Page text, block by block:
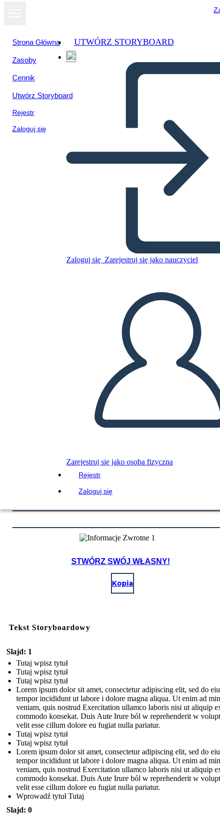
Strona Główna
Zasoby
Cennik
Utwórz Storyboard
Rejestr
Zaloguj się
UTWÓRZ STORYBOARD
Zaloguj się Zarejestruj się jako nauczyciel
Zarejestruj się jako osoba fizyczna
Rejestr
Zaloguj się
Skopiuj tę scenorys
STWÓRZ SCENORYS
PRZECZYTAJ MI
STWÓRZ SWÓJ WŁASNY!
Kopia
Tekst Storyboardowy
Slajd: 1
Tutaj wpisz tytuł
Tutaj wpisz tytuł
Tutaj wpisz tytuł
Lorem ipsum dolor sit amet, consectetur adipiscing elit, sed do
tempor incididunt ut labore i dolore magna aliqua. Ut enim ad
veniam, quis nostrud Exercitation ullamco laboris nisi ut aliquip
commodo konsekat. Duis Aute Irure ból w reprehenderit w
velit esse cillum dolore eu fugiat nulla pariatur.
Tutaj wpisz tytuł
Tutaj wpisz tytuł
Lorem ipsum dolor sit amet, consectetur adipiscing elit, sed do
tempor incididunt ut labore i dolore magna aliqua. Ut enim ad
veniam, quis nostrud Exercitation ullamco laboris nisi ut aliquip
commodo konsekat. Duis Aute Irure ból w reprehenderit w
velit esse cillum dolore eu fugiat nulla pariatur.
Wprowadź tytuł Tutaj
Slajd: 0